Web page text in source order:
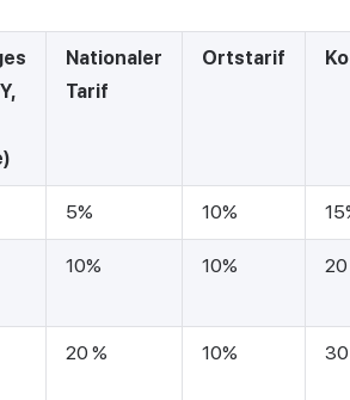
Nationaler
Tarif
Ortstarif
5% 10%
10% 10% 20
20 % 10% 30